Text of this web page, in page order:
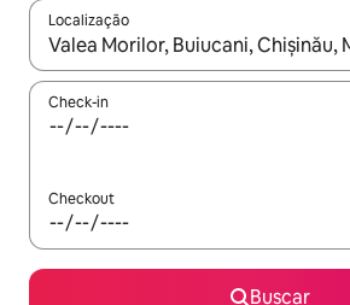
Localização
Quando os resultados estiverem
Check-in
Checkout
Buscar